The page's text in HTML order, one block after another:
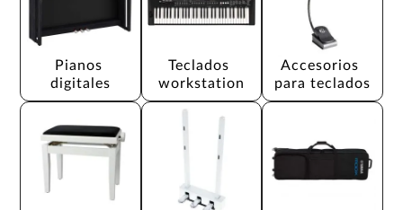
Pianos
digitales
Teclados
workstation
Accesorios
para teclados